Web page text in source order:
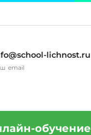
lichnost.ru
email
обучение